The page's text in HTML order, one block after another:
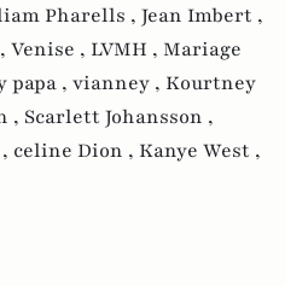
Pharells , Jean Imbert ,
Venise , LVMH , Mariage
papa , vianney , Kourtney
, Scarlett Johansson ,
celine Dion , Kanye West ,